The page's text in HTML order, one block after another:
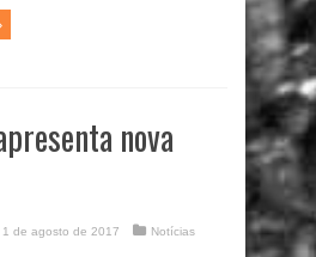
nova
1 de agosto de 2017
Notícias